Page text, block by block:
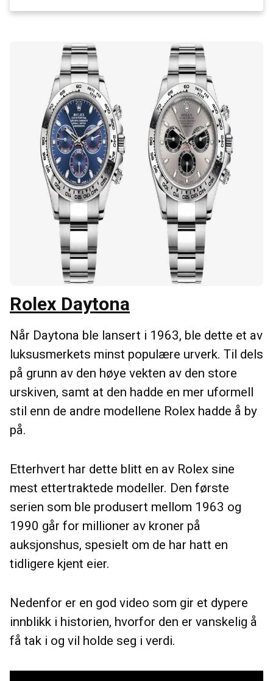
Rolex Daytona
Når Daytona ble lansert i 1963, ble dette et av
luksusmerkets minst populære urverk. Til dels
på grunn av den høye vekten av den store
urskiven, samt at den hadde en mer uformell
stil enn de andre modellene Rolex hadde å by
på.
Etterhvert har dette blitt en av Rolex sine
mest ettertraktede modeller. Den første
serien som ble produsert mellom 1963 og
1990 går for millioner av kroner på
auksjonshus, spesielt om de har hatt en
tidligere kjent eier.
Nedenfor er en god video som gir et dypere
innblikk i historien, hvorfor den er vanskelig å
få tak i og vil holde seg i verdi.